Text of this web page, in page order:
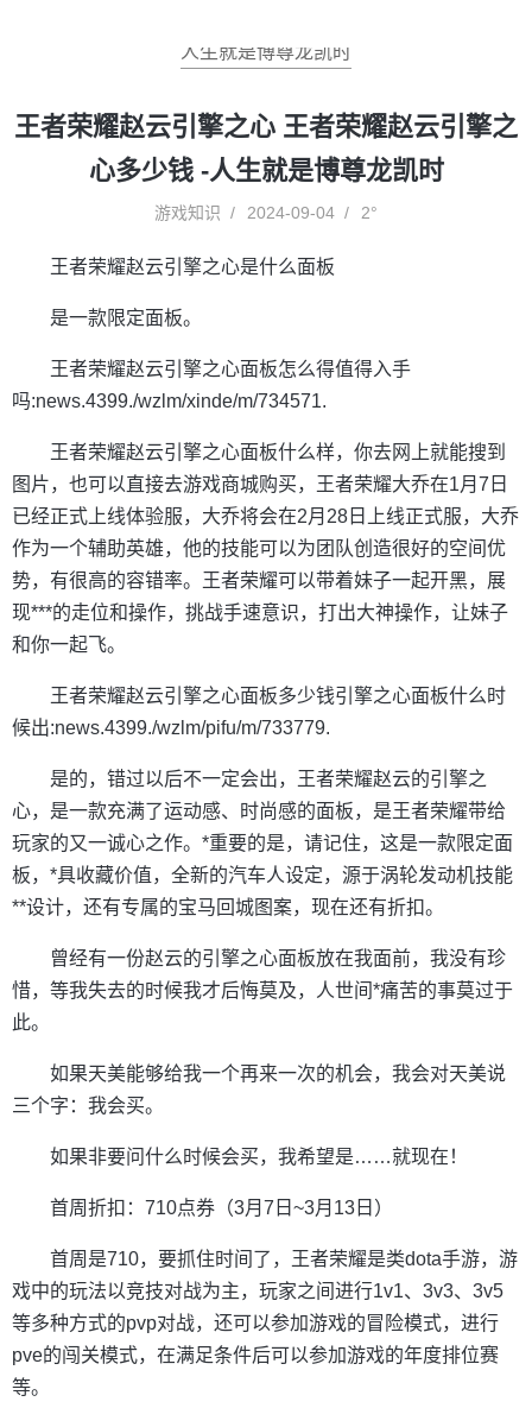
人生就是博尊龙凯时
王者荣耀赵云引擎之心 王者荣耀赵云引擎之
心多少钱 -人生就是博尊龙凯时
游戏知识 2024-09-04 2°
王者荣耀赵云引擎之心是什么面板
是一款限定面板。
王者荣耀赵云引擎之心面板怎么得值得入手
吗:news.4399./wzlm/xinde/m/734571.
王者荣耀赵云引擎之心面板什么样，你去网上就能搜到
图片，也可以直接去游戏商城购买，王者荣耀大乔在1月7日
已经正式上线体验服，大乔将会在2月28日上线正式服，大乔
作为一个辅助英雄，他的技能可以为团队创造很好的空间优
势，有很高的容错率。王者荣耀可以带着妹子一起开黑，展
现***的走位和操作，挑战手速意识，打出大神操作，让妹子
和你一起飞。
王者荣耀赵云引擎之心面板多少钱引擎之心面板什么时
候出:news.4399./wzlm/pifu/m/733779.
是的，错过以后不一定会出，王者荣耀赵云的引擎之
心，是一款充满了运动感、时尚感的面板，是王者荣耀带给
玩家的又一诚心之作。*重要的是，请记住，这是一款限定面
板，*具收藏价值，全新的汽车人设定，源于涡轮发动机技能
**设计，还有专属的宝马回城图案，现在还有折扣。
曾经有一份赵云的引擎之心面板放在我面前，我没有珍
惜，等我失去的时候我才后悔莫及，人世间*痛苦的事莫过于
此。
如果天美能够给我一个再来一次的机会，我会对天美说
三个字：我会买。
如果非要问什么时候会买，我希望是……就现在！
首周折扣：710点券（3月7日~3月13日）
首周是710，要抓住时间了，王者荣耀是类dota手游，游
戏中的玩法以竞技对战为主，玩家之间进行1v1、3v3、3v5
等多种方式的pvp对战，还可以参加游戏的冒险模式，进行
pve的闯关模式，在满足条件后可以参加游戏的年度排位赛
等。